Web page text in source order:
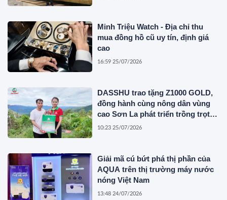
Minh Triệu Watch - Địa chỉ thu
mua đồng hồ cũ uy tín, định giá
cao
16:59 25/07/2026
DASSHU trao tặng Z1000 GOLD,
đồng hành cùng nông dân vùng
cao Sơn La phát triển trồng trọt
bền vững
10:23 25/07/2026
Giải mã cú bứt phá thị phần của
AQUA trên thị trường máy nước
nóng Việt Nam
13:48 24/07/2026